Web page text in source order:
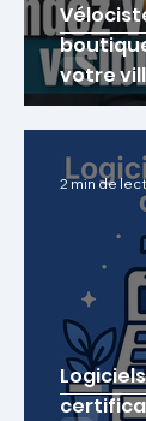
votre
2 min de